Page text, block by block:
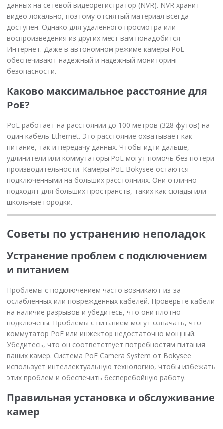
данных на сетевой видеорегистратор (NVR). NVR хранит
видео локально, поэтому отснятый материал всегда
доступен. Однако для удаленного просмотра или
воспроизведения из других мест вам понадобится
Интернет. Даже в автономном режиме камеры PoE
обеспечивают надежный и надежный мониторинг
безопасности.
Каково максимальное расстояние для
PoE?
PoE работает на расстоянии до 100 метров (328 футов) на
один кабель Ethernet. Это расстояние охватывает как
питание, так и передачу данных. Чтобы идти дальше,
удлинители или коммутаторы PoE могут помочь без потери
производительности. Камеры PoE Bokysee остаются
подключенными на больших расстояниях. Они отлично
подходят для больших пространств, таких как склады или
школьные городки.
Советы по устранению неполадок
Устранение проблем с подключением
и питанием
Проблемы с подключением часто возникают из-за
ослабленных или поврежденных кабелей. Проверьте кабели
на наличие разрывов и убедитесь, что они плотно
подключены. Проблемы с питанием могут означать, что
коммутатор PoE или инжектор недостаточно мощный.
Убедитесь, что он соответствует потребностям питания
ваших камер. Система PoE Camera System от Bokysee
использует интеллектуальную технологию, чтобы избежать
этих проблем и обеспечить бесперебойную работу.
Правильная установка и обслуживание
камер